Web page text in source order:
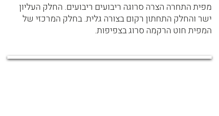
מפית התחרה הצרה סרוגה ריבועים ריבועים. החלק העליון
ישר והחלק התחתון רקום בצורה גלית. בחלק המרכזי של
המפית חוט הרקמה סרוג בצפיפות.